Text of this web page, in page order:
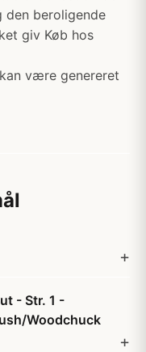
beroligende
giv Køb hos
være genereret
- Str. 1 -
Woodchuck